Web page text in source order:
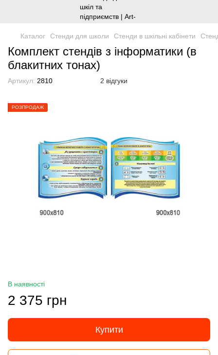
Каталог Стенди для школи Стенди в шкільні кабінети
Комплект стендів з інформатики (в
блакитних тонах)
Артикул: 2810 2 відгуки
РОЗПРОДАЖ
В наявності
2 375 грн
Купити